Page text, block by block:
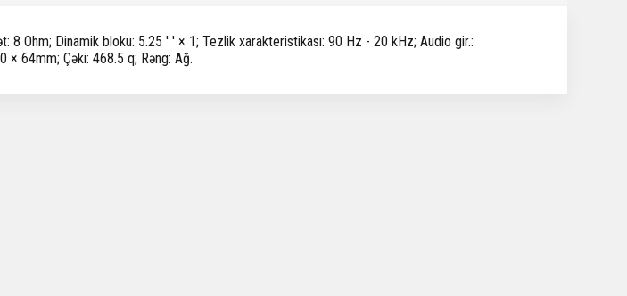
8 Ohm; Dinamik bloku: 5.25 ′ ′ × 1; Tezlik xarakteristikası: 90 Hz - 20 kHz; Audio gir.:
× 64mm; Çəki: 468.5 q; Rəng: Ağ.